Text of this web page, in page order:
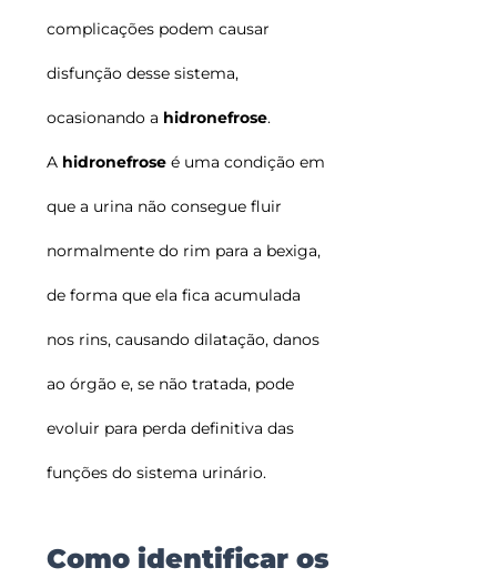
complicações podem causar
disfunção desse sistema,
ocasionando a hidronefrose.
A hidronefrose é uma condição em
que a urina não consegue fluir
normalmente do rim para a bexiga,
de forma que ela fica acumulada
nos rins, causando dilatação, danos
ao órgão e, se não tratada, pode
evoluir para perda definitiva das
funções do sistema urinário.
Como identificar os